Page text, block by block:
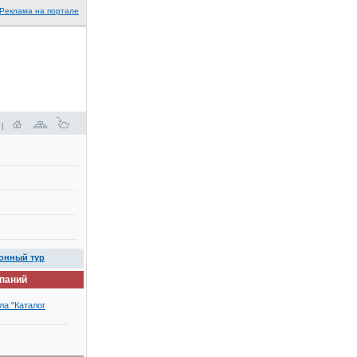
Реклама на портале
|
тур
"Каталог